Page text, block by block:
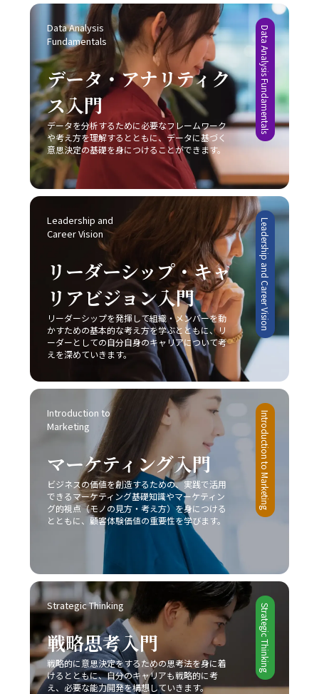
Data Analysis
Fundamentals
データ・アナリティク
ス入門
データを分析するために必要なフレームワーク
や考え方を理解するとともに、データに基づく
意思決定の基礎を身につけることができます。
Data Analysis Fundamentals
Leadership and
Career Vision
リーダーシップ・キャ
リアビジョン入門
リーダーシップを発揮して組織・メンバーを動
かすための基本的な考え方を学ぶとともに、リ
ーダーとしての自分自身のキャリアについて考
えを深めていきます。
Leadership and Career Vision
Introduction to
Marketing
マーケティング入門
ビジネスの価値を創造するための、実践で活用
できるマーケティング基礎知識やマーケティン
グ的視点（モノの見方・考え方）を身につける
とともに、顧客体験価値の重要性を学びます。
Introduction to Marketing
Strategic Thinking
戦略思考入門
戦略的に意思決定をするための思考法を身に着
けるとともに、自分のキャリアも戦略的に考
え、必要な能力開発を構想していきます。
Strategic Thinking